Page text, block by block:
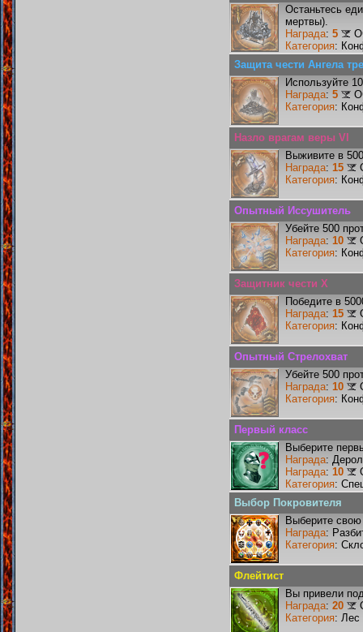
Останьтесь
мертвы).
Награда: 5
Категория:
Защита чести Ангела
Используйте
Награда: 5
Категория:
Назло врагам веры VI
Выживите в
Награда: 15
Категория:
Опытный Иссушитель
Убейте 500
Награда: 10
Категория:
Защитник чести X
Победите в
Награда: 15
Категория:
Опытный Стрелохват
Убейте 500
Награда: 10
Категория:
Первый класс
Выберите
Награда:
Награда: 10
Категория:
Выбор Покровителя
Выберите свою
Награда:
Категория:
Флейтист
Вы привели
Награда: 20
Категория: Лес